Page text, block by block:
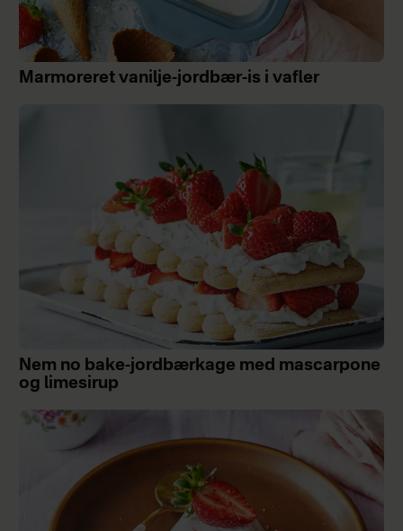
Marmoreret vanilje-jordbær-is i vafler
Nem no bake-jordbærkage med mascarpone
og limesirup